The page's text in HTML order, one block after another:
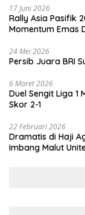
17 Juni 2026
Rally Asia Pasifik
Momentum Emas
24 Mei 2026
Persib Juara BRI
6 Maret 2026
Duel Sengit Liga 1
Skor 2-1
22 Februari 2026
Dramatis di Haji
Imbang Malut